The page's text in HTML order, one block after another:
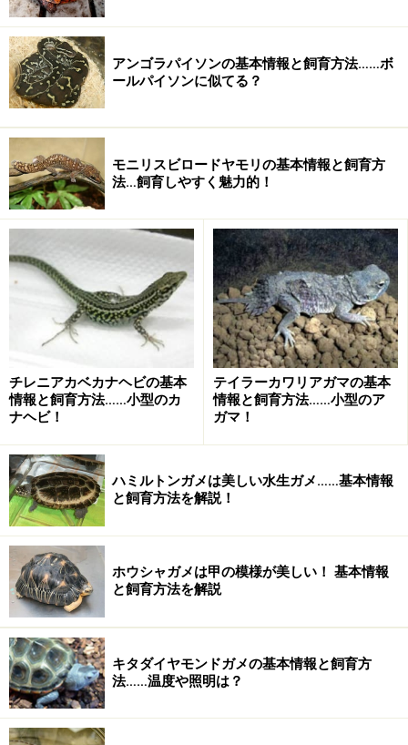
飼育の基本情報
度温暖な地域なら屋外で無加温でよいが、25℃を下回ら
ない程度に保温した方がベター照明紫外線入りのバスキ
ングランプが必要ろ過できれば、外部式フィルターと上
部フィルター床材（底砂）サンゴ砂などはアルカリ性に
傾くので不可容器内レイアウト泳げるくらい水深は深く
てよい。陸場は流木を利用する。流木は水中にも組むこ
と餌配合飼料を食うのならば、配合飼料でよい。他に巻
き貝や生きた小魚を与えると喜ばれる基本的な世話
餌の与えすぎに注意する
換水は週に一度、3分の2程度
2週に1回は全換水
全換水時にブラックウォーターを利用
週に1度、強制的に乾燥させ甲羅干しをする
※「飼育の基本情報」は「ビバリウムガイド No.22（マリ
ン企画）」「爬虫・両生類ビジュアルガイド 水棲ガメ１
（誠文堂新光社）」および海外サイトを参考にしまし
た。
＜おすすめINDEX＞
水生ガメのコミュニティサイトfrom All About
水生ガメfrom All About
Terra Herps.では図鑑作りへのあなたの参加を待っていま
す！
自分の持っているヘーゲカエルガメに関する情報を
書きたい！
アンゴラパイソンの基本情報と飼育方法……ボ
ールパイソンに似てる？
モニリスビロードヤモリの基本情報と飼育方
法…飼育しやすく魅力的！
チレニアカベカナヘビの基本
情報と飼育方法……小型のカ
ナヘビ！
テイラーカワリアガマの基本
情報と飼育方法……小型のア
ガマ！
ハミルトンガメは美しい水生ガメ……基本情報
と飼育方法を解説！
ホウシャガメは甲の模様が美しい！ 基本情報
と飼育方法を解説
キタダイヤモンドガメの基本情報と飼育方
法……温度や照明は？